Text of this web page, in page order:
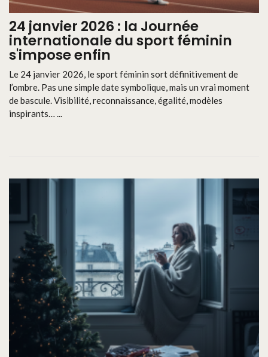
24 janvier 2026 : la Journée
internationale du sport féminin
s'impose enfin
Le 24 janvier 2026, le sport féminin sort définitivement de
l’ombre. Pas une simple date symbolique, mais un vrai moment
de bascule. Visibilité, reconnaissance, égalité, modèles
inspirants… ...